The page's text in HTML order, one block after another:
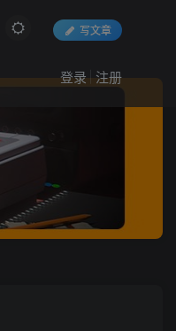
写文章
登录 注册